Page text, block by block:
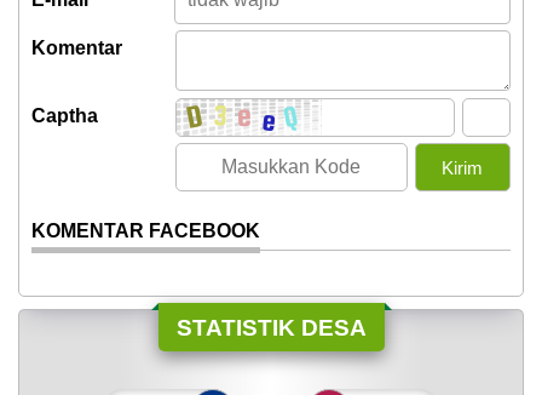
Komentar
Captha
KOMENTAR FACEBOOK
STATISTIK DESA